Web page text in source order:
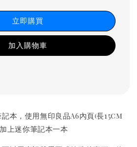
立即購買
加入購物車
本，使用無印良品A6內頁(長15cm
上迷你筆記本一本